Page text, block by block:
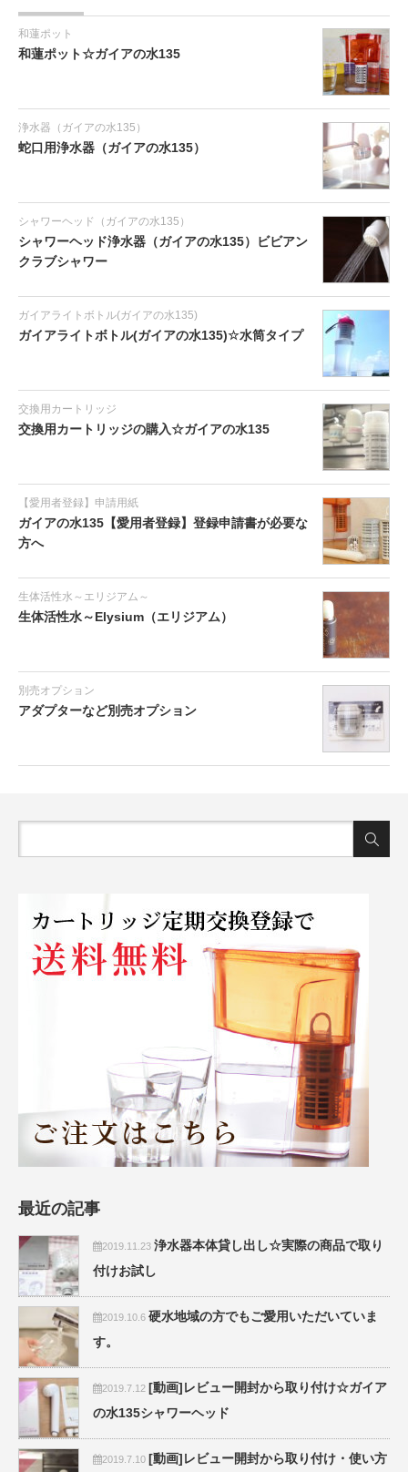
和蓮ポット
和蓮ポット☆ガイアの水135
浄水器（ガイアの水135）
蛇口用浄水器（ガイアの水135）
シャワーヘッド（ガイアの水135）
シャワーヘッド浄水器（ガイアの水135）ビビアン
クラブシャワー
ガイアライトボトル(ガイアの水135)
ガイアライトボトル(ガイアの水135)☆水筒タイプ
交換用カートリッジ
交換用カートリッジの購入☆ガイアの水135
【愛用者登録】申請用紙
ガイアの水135【愛用者登録】登録申請書が必要な
方へ
生体活性水～エリジアム～
生体活性水～Elysium（エリジアム）
別売オプション
アダプターなど別売オプション
最近の記事
2019.11.23 浄水器本体貸し出し☆実際の商品で取り
付けお試し
2019.10.6 硬水地域の方でもご愛用いただいていま
す。
2019.7.12 [動画]レビュー開封から取り付け☆ガイア
の水135シャワーヘッド
2019.7.10 [動画]レビュー開封から取り付け・使い方